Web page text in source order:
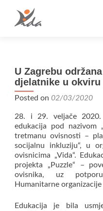
U Zagrebu
djelatnike u okviru
Posted on 02/03/2020
28. i 29. veljače
edukacija pod nazivom
tretmanu ovisnosti –
socijalnu inkluziju“, u
ovisnicima „Vida“.
projekta „Puzzle“ –
ovisnika, uz
Humanitarne organizacije
Edukacija je bila